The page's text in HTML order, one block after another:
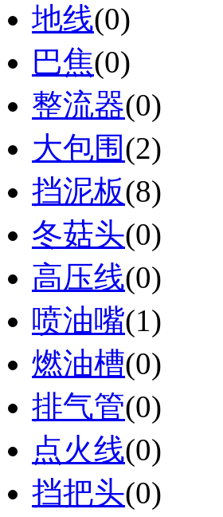
地线(0)
巴焦(0)
整流器(0)
大包围(2)
挡泥板(8)
冬菇头(0)
高压线(0)
喷油嘴(1)
燃油槽(0)
排气管(0)
点火线(0)
挡把头(0)